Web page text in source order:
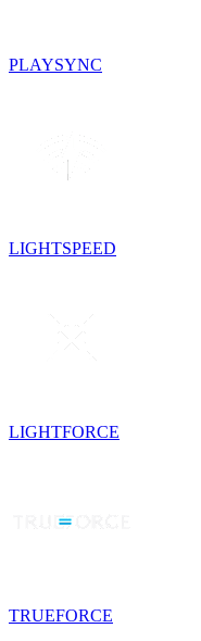
PLAYSYNC
LIGHTSPEED
LIGHTFORCE
TRUEFORCE